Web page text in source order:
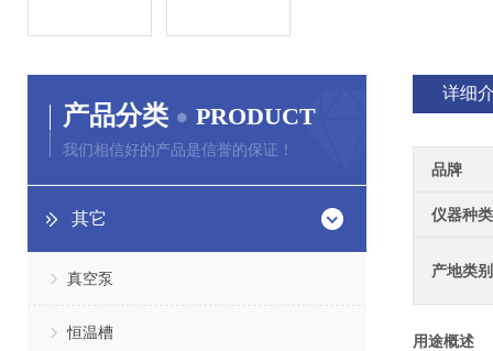
产品分类 PRODUCT
我们相信好的产品是信誉的保证！
其它
真空泵
恒温槽
详细
品牌
仪器种类
产地类别
用途概述